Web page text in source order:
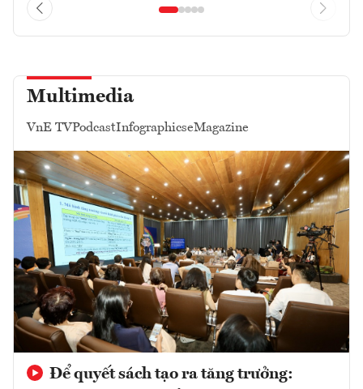
Multimedia
VnE TVPodcastInfographicseMagazine
Để quyết sách tạo ra tăng trưởng: